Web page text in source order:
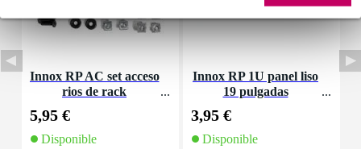
Innox RP AC set acceso
rios de rack
5,95 €
Disponible
Innox RP 1U panel liso
19 pulgadas
3,95 €
Disponible